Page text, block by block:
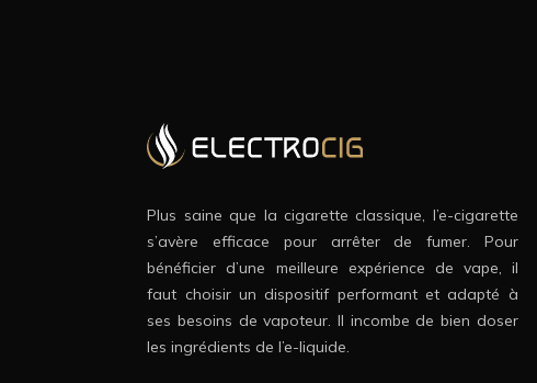
Plus saine que la cigarette classique, l’e-cigarette
s’avère efficace pour arrêter de fumer. Pour
bénéficier d’une meilleure expérience de vape, il
faut choisir un dispositif performant et adapté à
ses besoins de vapoteur. Il incombe de bien doser
les ingrédients de l’e-liquide.